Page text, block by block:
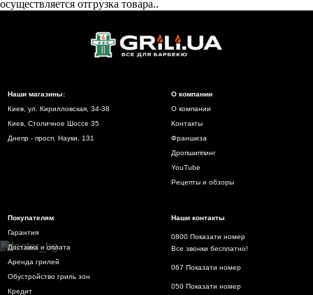
осуществляется отгрузка товара..
Наши магазины:
Киев, ул. Кирилловская, 34-38
Киев, Столичное Шоссе 35
Днепр - просп. Науки, 131
О компании
О компании
Контакты
Франшиза
Дропшиппинг
YouTube
Рецепты и обзоры
Покупателям
Гарантия
Доставка и оплата
Аренда грилей
Обустройство гриль зон
Кредит
Наши контакты
0800 Показати номер
Все звонки бесплатно!
067 Показати номер
050 Показати номер